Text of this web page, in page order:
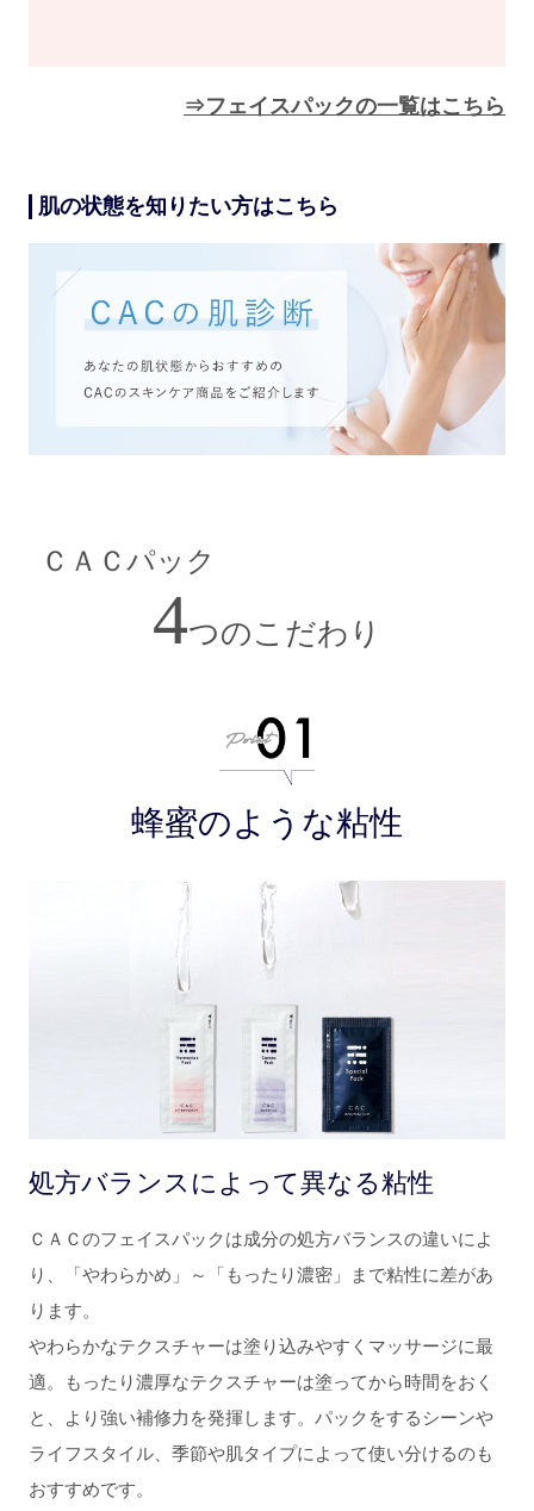
⇒フェイスパックの一覧はこちら
肌の状態を知りたい方はこちら
ＣＡＣパック
4つのこだわり
蜂蜜のような粘性
処方バランスによって異なる粘性
ＣＡＣのフェイスパックは成分の処方バランスの違いによ
り、「やわらかめ」～「もったり濃密」まで粘性に差があ
ります。
やわらかなテクスチャーは塗り込みやすくマッサージに最
適。もったり濃厚なテクスチャーは塗ってから時間をおく
と、より強い補修力を発揮します。パックをするシーンや
ライフスタイル、季節や肌タイプによって使い分けるのも
おすすめです。